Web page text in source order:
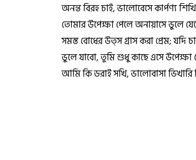
অনন্ত বিরহ চাই, ভালোবেসে কার্পণ্য
তোমার উপেক্ষা পেলে অনায়াসে ভুলে
সমস্ত বোধের উত্স গ্রাস করা প্রেম; যদি
ভুলে যাবো, তুমি শুধু কাছে এসে উপেক্ষা
আমি কি ডরাই সখি, ভালোবাসা ভিখারি